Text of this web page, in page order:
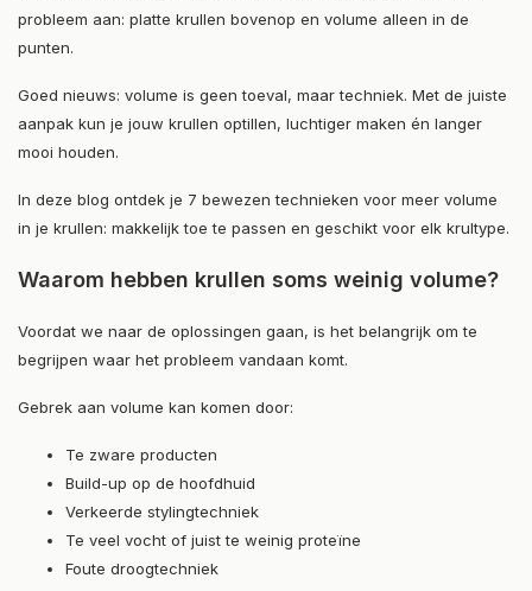
probleem aan: platte krullen bovenop en volume alleen in de
punten.
Goed nieuws: volume is geen toeval, maar techniek. Met de juiste
aanpak kun je jouw krullen optillen, luchtiger maken én langer
mooi houden.
In deze blog ontdek je 7 bewezen technieken voor meer volume
in je krullen: makkelijk toe te passen en geschikt voor elk krultype.
Waarom hebben krullen soms weinig volume?
Voordat we naar de oplossingen gaan, is het belangrijk om te
begrijpen waar het probleem vandaan komt.
Gebrek aan volume kan komen door:
Te zware producten
Build-up op de hoofdhuid
Verkeerde stylingtechniek
Te veel vocht of juist te weinig proteïne
Foute droogtechniek